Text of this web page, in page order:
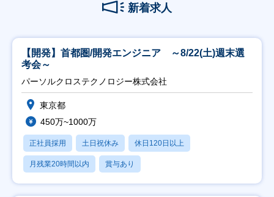
新着求人
【開発】首都圏/開発エンジニア ～8/22(土)週末選
考会～
パーソルクロステクノロジー株式会社
東京都
450万~1000万
正社員採用 土日祝休み 休日120日以上
月残業20時間以内 賞与あり